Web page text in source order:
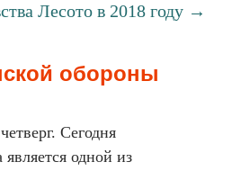
Лесото в 2018 году →
обороны
Сегодня
одной из